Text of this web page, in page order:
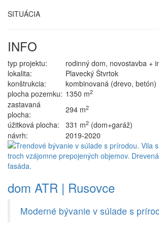
SITUÁCIA
INFO
typ projektu:
rodinný dom, novostavba +
lokalita:
Plavecký Štvrtok
konštrukcia:
kombinovaná (drevo, betón)
plocha pozemku: 1350 m2
zastavaná
plocha:
294 m2
úžitková plocha: 331 m2 (dom+garáž)
návrh:
2019-2020
dom ATR | Rusovce
Moderné bývanie v súlade s